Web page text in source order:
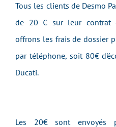
Tous les clients de Desmo
de 20 € sur leur contrat
offrons les frais de dossier
par téléphone, soit 80€
Ducati.
Les 20€ sont envoyés